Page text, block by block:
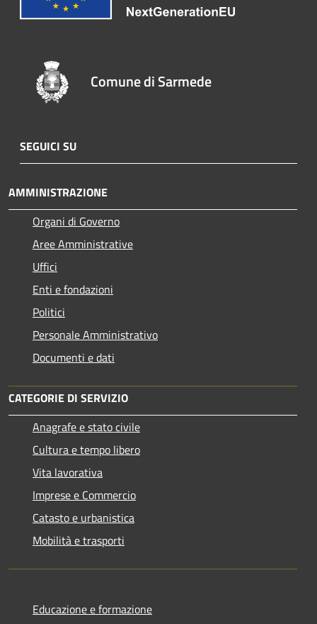
Comune di Sarmede
SEGUICI SU
AMMINISTRAZIONE
Organi di Governo
Aree Amministrative
Uffici
Enti e fondazioni
Politici
Personale Amministrativo
Documenti e dati
CATEGORIE DI SERVIZIO
Anagrafe e stato civile
Cultura e tempo libero
Vita lavorativa
Imprese e Commercio
Catasto e urbanistica
Mobilità e trasporti
Educazione e formazione